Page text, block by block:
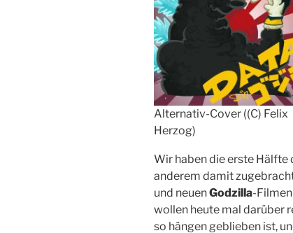
Alternativ-Cover ((C) Felix
Herzog)
Wir haben die erste Hälfte
anderem damit
und neuenGodzilla-
wollen heute mal darüber
so hängen geblieben ist,